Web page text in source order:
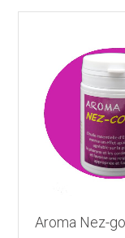
Aroma Nez-